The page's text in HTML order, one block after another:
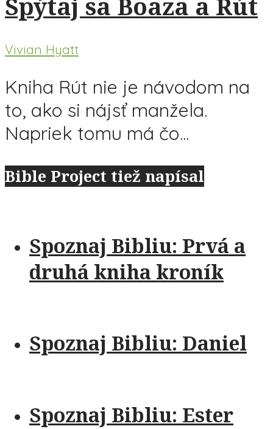
Vivian Hyatt
Kniha Rút nie je návodom na
to, ako si nájsť manžela.
Napriek tomu má čo...
Bible Project tiež napísal
Spoznaj Bibliu: Prvá a
druhá kniha kroník
Spoznaj Bibliu: Daniel
Spoznaj Bibliu: Ester